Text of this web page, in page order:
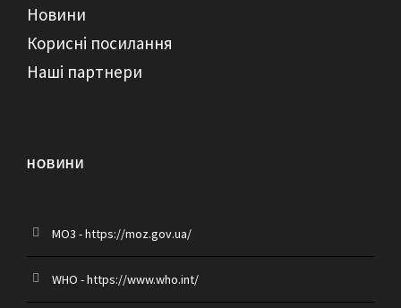
Новини
Корисні посилання
Наші партнери
НОВИНИ
MO3 - https://moz.gov.ua/
WHO - https://www.who.int/